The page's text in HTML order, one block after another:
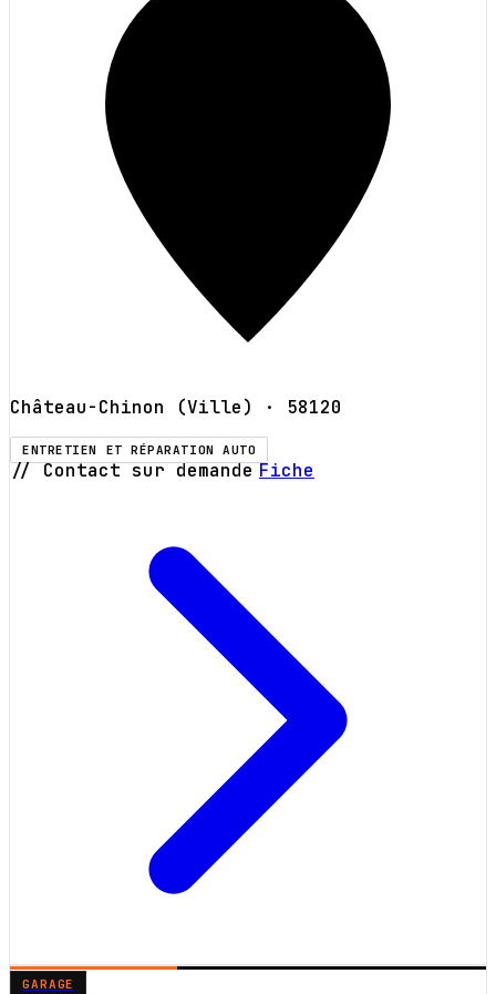
Château-Chinon (Ville) · 58120
ENTRETIEN ET RÉPARATION AUTO
// Contact sur demande Fiche
GARAGE